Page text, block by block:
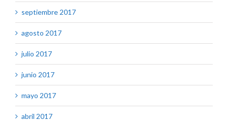
septiembre 2017
agosto 2017
julio 2017
junio 2017
mayo 2017
abril 2017